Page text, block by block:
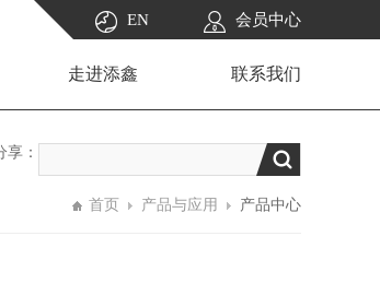
EN 会员中心
走进添鑫 联系我们
享：
首页 产品与应用 产品中心